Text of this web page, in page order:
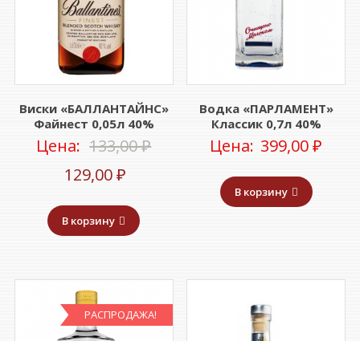
Виски «БАЛЛАНТАЙНС»
Файнест 0,05л 40%
Цена: 133,00₽Первоначальная
составляла
129,00₽Текущая
цена:
129,00 ₽.
В корзину
Водка «ПАРЛАМЕНТ»
Классик 0,7л 40%
Цена: 399,00₽
В корзину
РАСПРОДАЖА!